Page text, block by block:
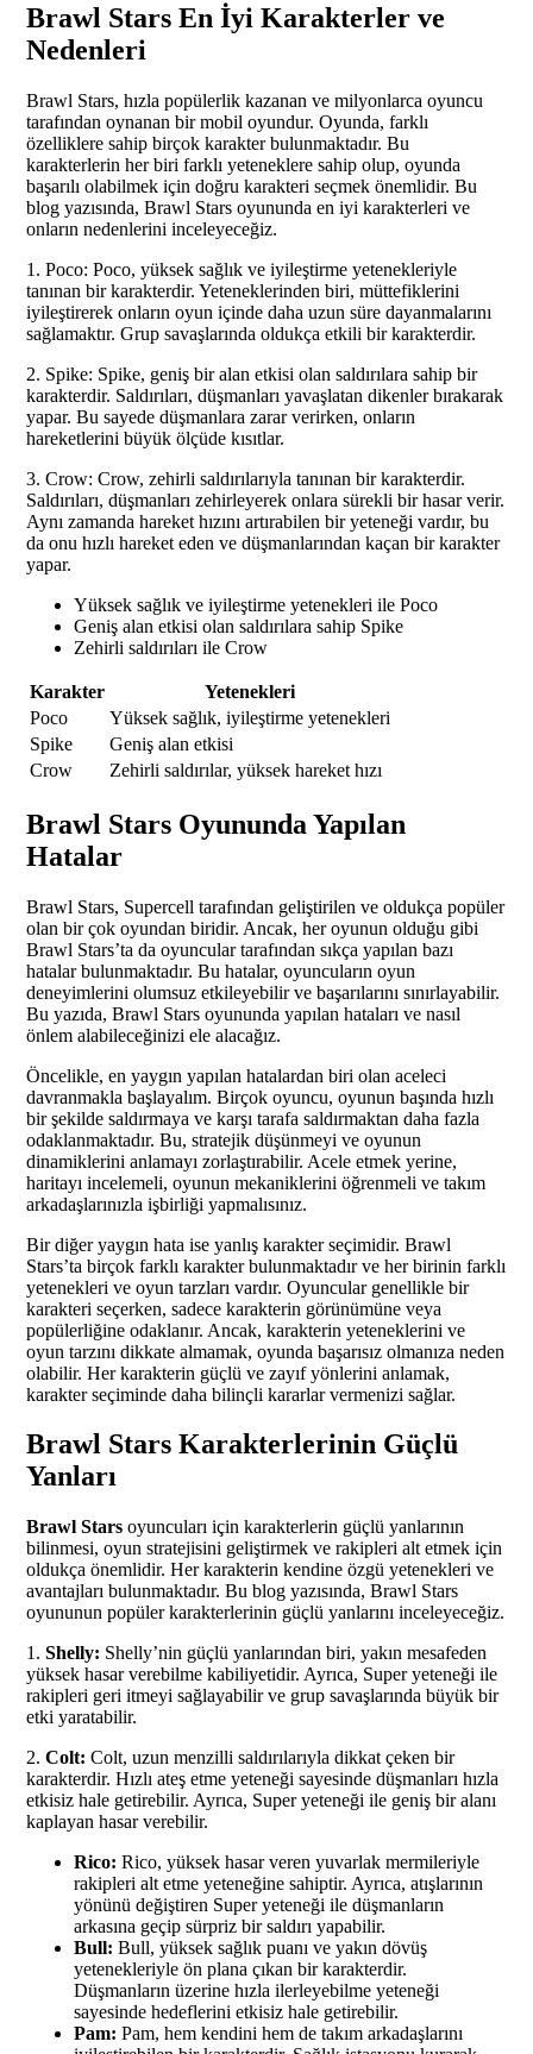
Brawl Stars En İyi Karakterler ve
Nedenleri
Brawl Stars, hızla popülerlik kazanan ve milyonlarca oyuncu
tarafından oynanan bir mobil oyundur. Oyunda, farklı
özelliklere sahip birçok karakter bulunmaktadır. Bu
karakterlerin her biri farklı yeteneklere sahip olup, oyunda
başarılı olabilmek için doğru karakteri seçmek önemlidir. Bu
blog yazısında, Brawl Stars oyununda en iyi karakterleri ve
onların nedenlerini inceleyeceğiz.
1. Poco: Poco, yüksek sağlık ve iyileştirme yetenekleriyle
tanınan bir karakterdir. Yeteneklerinden biri, müttefiklerini
iyileştirerek onların oyun içinde daha uzun süre dayanmalarını
sağlamaktır. Grup savaşlarında oldukça etkili bir karakterdir.
2. Spike: Spike, geniş bir alan etkisi olan saldırılara sahip bir
karakterdir. Saldırıları, düşmanları yavaşlatan dikenler bırakarak
yapar. Bu sayede düşmanlara zarar verirken, onların
hareketlerini büyük ölçüde kısıtlar.
3. Crow: Crow, zehirli saldırılarıyla tanınan bir karakterdir.
Saldırıları, düşmanları zehirleyerek onlara sürekli bir hasar verir.
Aynı zamanda hareket hızını artırabilen bir yeteneği vardır, bu
da onu hızlı hareket eden ve düşmanlarından kaçan bir karakter
yapar.
Yüksek sağlık ve iyileştirme yetenekleri ile Poco
Geniş alan etkisi olan saldırılara sahip Spike
Zehirli saldırıları ile Crow
Karakter
Yetenekleri
Poco
Yüksek sağlık, iyileştirme yetenekleri
Spike
Geniş alan etkisi
Crow
Zehirli saldırılar, yüksek hareket hızı
Brawl Stars Oyununda Yapılan
Hatalar
Brawl Stars, Supercell tarafından geliştirilen ve oldukça popüler
olan bir çok oyundan biridir. Ancak, her oyunun olduğu gibi
Brawl Stars’ta da oyuncular tarafından sıkça yapılan bazı
hatalar bulunmaktadır. Bu hatalar, oyuncuların oyun
deneyimlerini olumsuz etkileyebilir ve başarılarını sınırlayabilir.
Bu yazıda, Brawl Stars oyununda yapılan hataları ve nasıl
önlem alabileceğinizi ele alacağız.
Öncelikle, en yaygın yapılan hatalardan biri olan aceleci
davranmakla başlayalım. Birçok oyuncu, oyunun başında hızlı
bir şekilde saldırmaya ve karşı tarafa saldırmaktan daha fazla
odaklanmaktadır. Bu, stratejik düşünmeyi ve oyunun
dinamiklerini anlamayı zorlaştırabilir. Acele etmek yerine,
haritayı incelemeli, oyunun mekaniklerini öğrenmeli ve takım
arkadaşlarınızla işbirliği yapmalısınız.
Bir diğer yaygın hata ise yanlış karakter seçimidir. Brawl
Stars’ta birçok farklı karakter bulunmaktadır ve her birinin farklı
yetenekleri ve oyun tarzları vardır. Oyuncular genellikle bir
karakteri seçerken, sadece karakterin görünümüne veya
popülerliğine odaklanır. Ancak, karakterin yeteneklerini ve
oyun tarzını dikkate almamak, oyunda başarısız olmanıza neden
olabilir. Her karakterin güçlü ve zayıf yönlerini anlamak,
karakter seçiminde daha bilinçli kararlar vermenizi sağlar.
Brawl Stars Karakterlerinin Güçlü
Yanları
Brawl Stars oyuncuları için karakterlerin güçlü yanlarının
bilinmesi, oyun stratejisini geliştirmek ve rakipleri alt etmek için
oldukça önemlidir. Her karakterin kendine özgü yetenekleri ve
avantajları bulunmaktadır. Bu blog yazısında, Brawl Stars
oyununun popüler karakterlerinin güçlü yanlarını inceleyeceğiz.
1. Shelly: Shelly’nin güçlü yanlarından biri, yakın mesafeden
yüksek hasar verebilme kabiliyetidir. Ayrıca, Super yeteneği ile
rakipleri geri itmeyi sağlayabilir ve grup savaşlarında büyük bir
etki yaratabilir.
2. Colt: Colt, uzun menzilli saldırılarıyla dikkat çeken bir
karakterdir. Hızlı ateş etme yeteneği sayesinde düşmanları hızla
etkisiz hale getirebilir. Ayrıca, Super yeteneği ile geniş bir alanı
kaplayan hasar verebilir.
Rico: Rico, yüksek hasar veren yuvarlak mermileriyle
rakipleri alt etme yeteneğine sahiptir. Ayrıca, atışlarının
yönünü değiştiren Super yeteneği ile düşmanların
arkasına geçip sürpriz bir saldırı yapabilir.
Bull: Bull, yüksek sağlık puanı ve yakın dövüş
yetenekleriyle ön plana çıkan bir karakterdir.
Düşmanların üzerine hızla ilerleyebilme yeteneği
sayesinde hedeflerini etkisiz hale getirebilir.
Pam: Pam, hem kendini hem de takım arkadaşlarını